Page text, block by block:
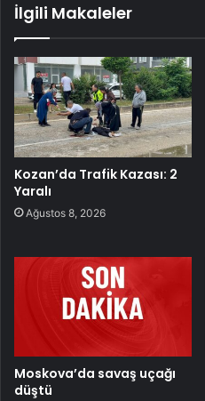
İlgili Makaleler
Kozan’da Trafik Kazası: 2
Yaralı
Ağustos 8, 2026
Moskova’da savaş uçağı
düştü